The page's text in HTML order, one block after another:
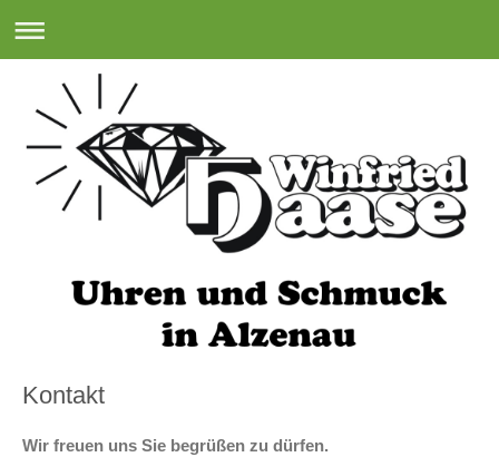
Kontakt
Wir freuen uns Sie begrüßen zu dürfen.